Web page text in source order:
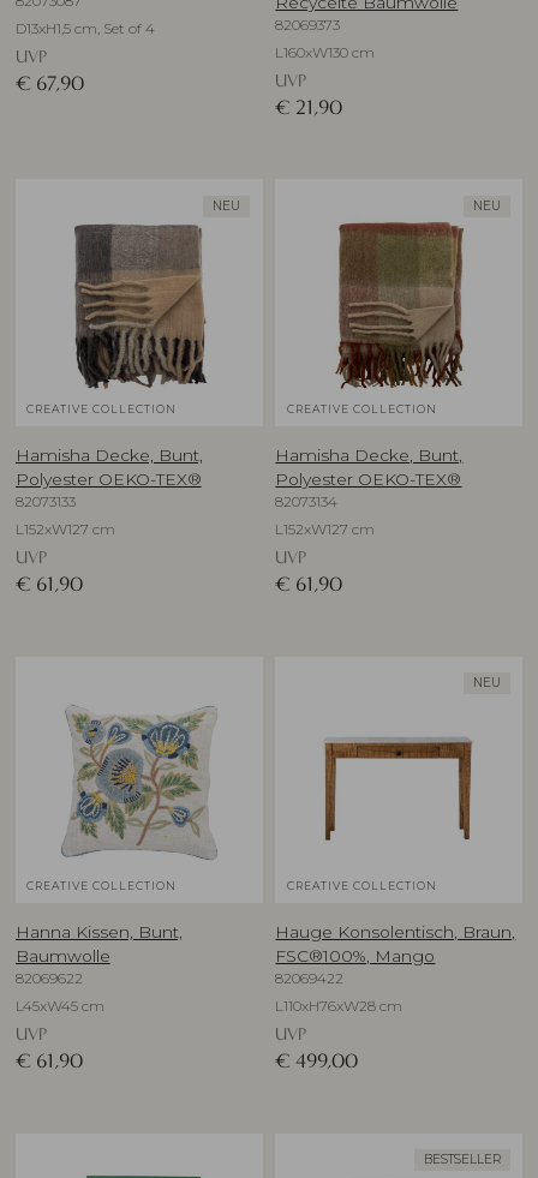
D13xH1,5 cm, Set of 4
UVP
€ 67,90
82069373
L160xW130 cm
UVP
€ 21,90
NEU
CREATIVE COLLECTION
Hamisha Decke, Bunt,
Polyester OEKO-TEX®
82073133
L152xW127 cm
UVP
€ 61,90
NEU
CREATIVE COLLECTION
Hamisha Decke, Bunt,
Polyester OEKO-TEX®
82073134
L152xW127 cm
UVP
€ 61,90
CREATIVE COLLECTION
Hanna Kissen, Bunt,
Baumwolle
82069622
L45xW45 cm
UVP
€ 61,90
NEU
CREATIVE COLLECTION
Hauge Konsolentisch, Braun,
FSC®100%, Mango
82069422
L110xH76xW28 cm
UVP
€ 499,00
BESTSELLER